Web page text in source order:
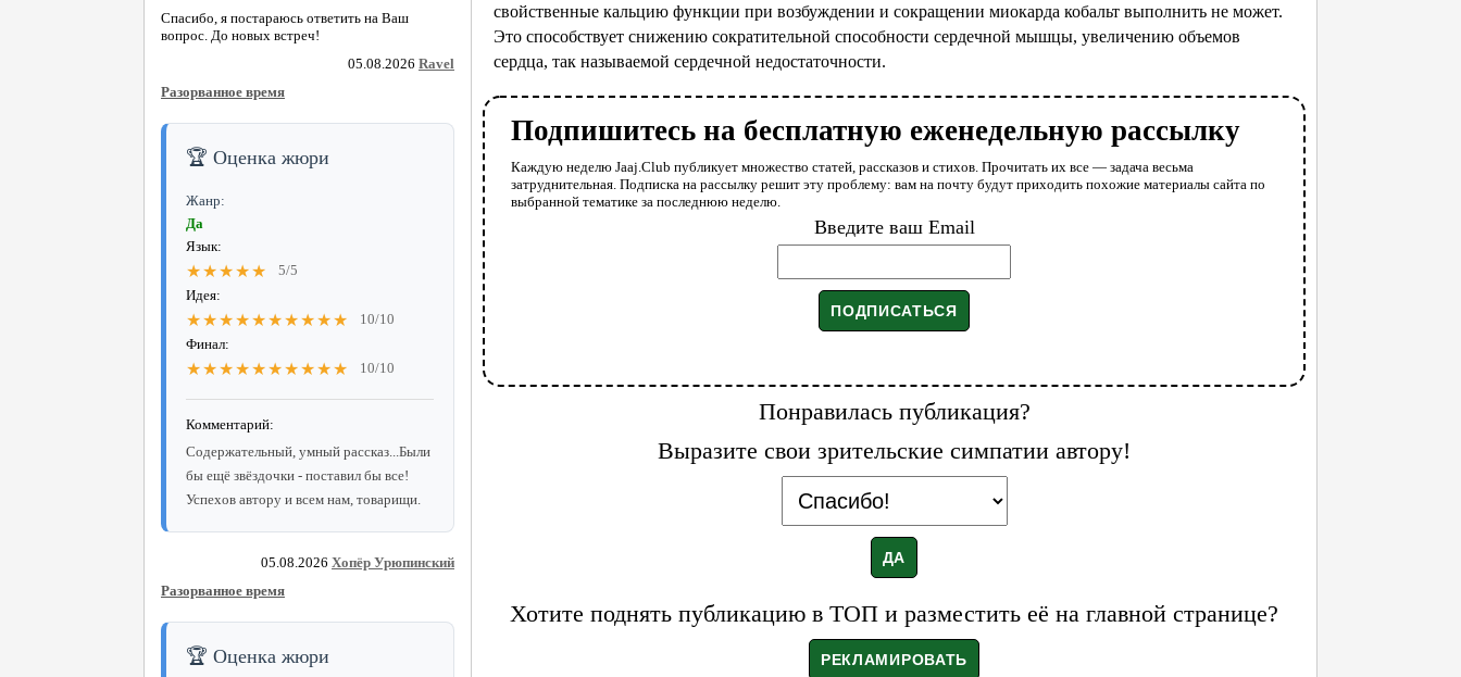
Спасибо, я постараюсь ответить на Ваш
вопрос. До новых встреч!
05.08.2026 Ravel
Разорванное время
🏆 Оценка жюри
Жанр:
Да
Язык:
★★★★★
5/5
Идея:
★★★★★★★★★★
10/10
Финал:
★★★★★★★★★★ 10/10
Комментарий:
Содержательный, умный рассказ...Были
бы ещё звёздочки - поставил бы все!
Успехов автору и всем нам, товарищи.
05.08.2026 Хопёр Урюпинский
Разорванное время
🏆 Оценка жюри
свойственные кальцию функции при возбуждении и сокращении миокарда кобальт выполнить не может.
Это способствует снижению сократительной способности сердечной мышцы, увеличению объемов
сердца, так называемой сердечной недостаточности.
Подпишитесь на бесплатную еженедельную рассылку
Каждую неделю Jaaj.Club публикует множество статей, рассказов и стихов. Прочитать их все — задача весьма
затруднительная. Подписка на рассылку решит эту проблему: вам на почту будут приходить похожие материалы сайта по
выбранной тематике за последнюю неделю.
Введите ваш Email
Понравилась публикация?
Выразите свои зрительские симпатии автору!
Хотите поднять публикацию в ТОП и разместить её на главной странице?